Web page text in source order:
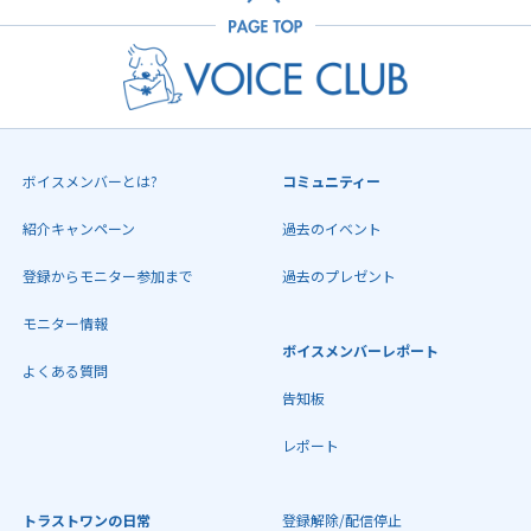
ボイスメンバーとは?
紹介キャンペーン
登録からモニター参加まで
モニター情報
よくある質問
コミュニティー
過去のイベント
過去のプレゼント
ボイスメンバーレポート
告知板
レポート
トラストワンの日常 登録解除/配信停止